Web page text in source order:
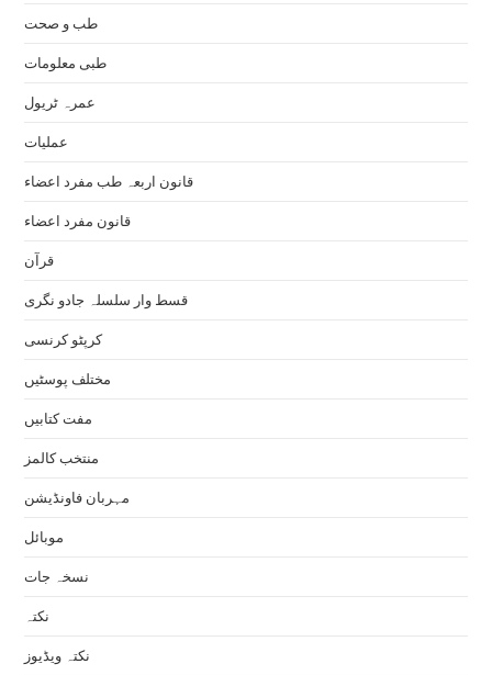
طب و صحت
طبی معلومات
عمرہ ٹریول
عملیات
قانون اربعہ طب مفرد اعضاء
قانون مفرد اعضاء
قرآن
قسط وار سلسلہ جادو نگری
کرپٹو کرنسی
مختلف پوسٹیں
مفت کتابیں
منتخب کالمز
مہربان فاونڈیشن
موبائل
نسخہ جات
نکتہ
نکتہ ویڈیوز